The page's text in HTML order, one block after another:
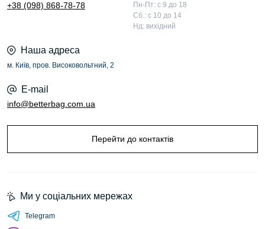
+38 (098) 868-78-78
Пн-Пт: с 9 до 18
Сб.: с 10 до 14
Нд: вихідний
Наша адреса
м. Київ, пров. Високовольтний, 2
E-mail
info@betterbag.com.ua
Перейти до контактів
Ми у соціальних мережах
Telegram